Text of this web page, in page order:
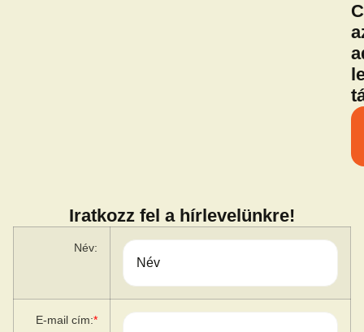
Iratkozz fel a hírlevelünkre!
Név:
E-mail cím:*